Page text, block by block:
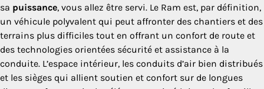
sa puissance, vous allez être servi. Le Ram est, par définition,
un véhicule polyvalent qui peut affronter des chantiers et des
terrains plus difficiles tout en offrant un confort de route et
des technologies orientées sécurité et assistance à la
conduite. L’espace intérieur, les conduits d’air bien distribués
et les sièges qui allient soutien et confort sur de longues